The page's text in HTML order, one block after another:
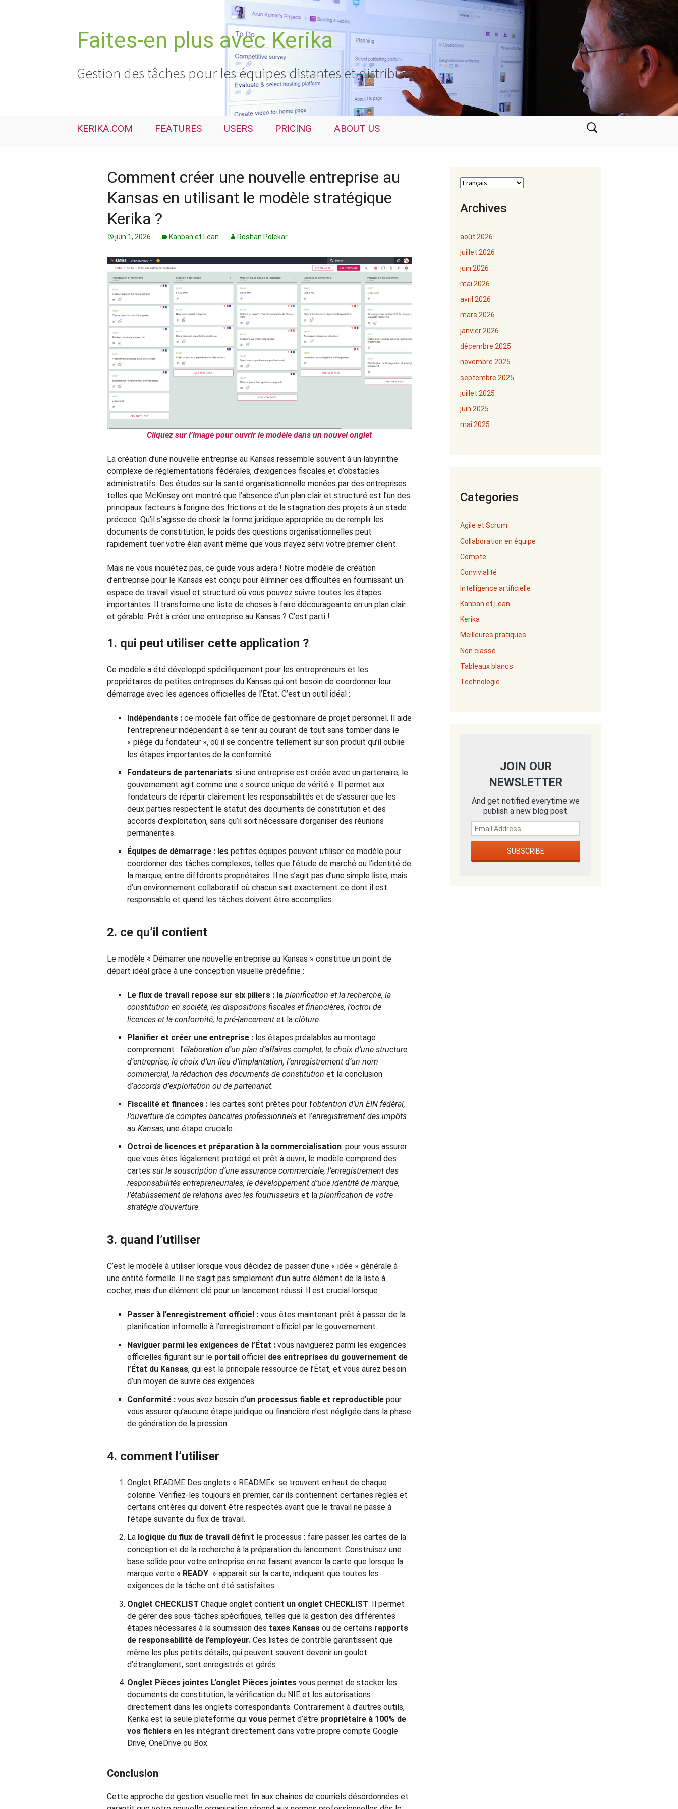
Faites-en plus avec Kerika
Gestion des tâches pour les équipes distantes et distribuées
KERIKA.COM FEATURES USERS PRICING ABOUT US
Rechercher :
Comment créer une nouvelle entreprise au
Kansas en utilisant le modèle stratégique
Kerika ?
juin 1, 2026 Kanban et Lean Roshan Polekar
Cliquez sur l’image pour ouvrir le modèle dans un nouvel onglet
La création d’une nouvelle entreprise au Kansas ressemble souvent à un labyrinthe
complexe de réglementations fédérales, d’exigences fiscales et d’obstacles
administratifs. Des études sur la santé organisationnelle menées par des entreprises
telles que McKinsey ont montré que l’absence d’un plan clair et structuré est l’un des
principaux facteurs à l’origine des frictions et de la stagnation des projets à un stade
précoce. Qu’il s’agisse de choisir la forme juridique appropriée ou de remplir les
documents de constitution, le poids des questions organisationnelles peut
rapidement tuer votre élan avant même que vous n’ayez servi votre premier client.
Mais ne vous inquiétez pas, ce guide vous aidera ! Notre modèle de création
d’entreprise pour le Kansas est conçu pour éliminer ces difficultés en fournissant un
espace de travail visuel et structuré où vous pouvez suivre toutes les étapes
importantes. Il transforme une liste de choses à faire décourageante en un plan clair
et gérable. Prêt à créer une entreprise au Kansas ? C’est parti !
1. qui peut utiliser cette application ?
Ce modèle a été développé spécifiquement pour les entrepreneurs et les
propriétaires de petites entreprises du Kansas qui ont besoin de coordonner leur
démarrage avec les agences officielles de l’État. C’est un outil idéal :
Indépendants : ce modèle fait office de gestionnaire de projet personnel. Il aide
l’entrepreneur indépendant à se tenir au courant de tout sans tomber dans le
« piège du fondateur », où il se concentre tellement sur son produit qu’il oublie
les étapes importantes de la conformité.
Fondateurs de partenariats: si une entreprise est créée avec un partenaire, le
gouvernement agit comme une « source unique de vérité ». Il permet aux
fondateurs de répartir clairement les responsabilités et de s’assurer que les
deux parties respectent le statut des documents de constitution et des
accords d’exploitation, sans qu’il soit nécessaire d’organiser des réunions
permanentes.
Équipes de démarrage : les petites équipes peuvent utiliser ce modèle pour
coordonner des tâches complexes, telles que l’étude de marché ou l’identité de
la marque, entre différents propriétaires. Il ne s’agit pas d’une simple liste, mais
d’un environnement collaboratif où chacun sait exactement ce dont il est
responsable et quand les tâches doivent être accomplies.
2. ce qu’il contient
Le modèle « Démarrer une nouvelle entreprise au Kansas » constitue un point de
départ idéal grâce à une conception visuelle prédéfinie :
Le flux de travail repose sur six piliers : la planification et la recherche, la
constitution en société, les dispositions fiscales et financières, l’octroi de
licences et la conformité, le pré-lancement et la clôture.
Planifier et créer une entreprise : les étapes préalables au montage
comprennent : l’élaboration d’un plan d’affaires complet, le choix d’une structure
d’entreprise, le choix d’un lieu d’implantation, l’enregistrement d’un nom
commercial, la rédaction des documents de constitution et la conclusion
d’accords d’exploitation ou de partenariat.
Fiscalité et finances : les cartes sont prêtes pour l’obtention d’un EIN fédéral,
l’ouverture de comptes bancaires professionnels et l’enregistrement des impôts
au Kansas, une étape cruciale.
Octroi de licences et préparation à la commercialisation: pour vous assurer
que vous êtes légalement protégé et prêt à ouvrir, le modèle comprend des
cartes sur la souscription d’une assurance commerciale, l’enregistrement des
responsabilités entrepreneuriales, le développement d’une identité de marque,
l’établissement de relations avec les fournisseurs et la planification de votre
stratégie d’ouverture.
3. quand l’utiliser
C’est le modèle à utiliser lorsque vous décidez de passer d’une « idée » générale à
une entité formelle. Il ne s’agit pas simplement d’un autre élément de la liste à
cocher, mais d’un élément clé pour un lancement réussi. Il est crucial lorsque
Passer à l’enregistrement officiel : vous êtes maintenant prêt à passer de la
planification informelle à l’enregistrement officiel par le gouvernement.
Naviguer parmi les exigences de l’État : vous naviguerez parmi les exigences
officielles figurant sur le portail officiel des entreprises du gouvernement de
l’État du Kansas, qui est la principale ressource de l’État, et vous aurez besoin
d’un moyen de suivre ces exigences.
Conformité : vous avez besoin d’un processus fiable et reproductible pour
vous assurer qu’aucune étape juridique ou financière n’est négligée dans la phase
de génération de la pression.
4. comment l’utiliser
Onglet README Des onglets « README« se trouvent en haut de chaque
colonne. Vérifiez-les toujours en premier, car ils contiennent certaines règles et
certains critères qui doivent être respectés avant que le travail ne passe à
l’étape suivante du flux de travail.
La logique du flux de travail définit le processus : faire passer les cartes de la
conception et de la recherche à la préparation du lancement. Construisez une
base solide pour votre entreprise en ne faisant avancer la carte que lorsque la
marque verte « READY » apparaît sur la carte, indiquant que toutes les
exigences de la tâche ont été satisfaites.
Onglet CHECKLIST Chaque onglet contient un onglet CHECKLIST. Il permet
de gérer des sous-tâches spécifiques, telles que la gestion des différentes
étapes nécessaires à la soumission des taxes Kansas ou de certains rapports
de responsabilité de l’employeur. Ces listes de contrôle garantissent que
même les plus petits détails, qui peuvent souvent devenir un goulot
d’étranglement, sont enregistrés et gérés.
Onglet Pièces jointes L’onglet Pièces jointes vous permet de stocker les
documents de constitution, la vérification du NIE et les autorisations
directement dans les onglets correspondants. Contrairement à d’autres outils,
Kerika est la seule plateforme qui vous permet d’être propriétaire à 100% de
vos fichiers en les intégrant directement dans votre propre compte Google
Drive, OneDrive ou Box.
Conclusion
Cette approche de gestion visuelle met fin aux chaînes de courriels désordonnées et
Archives
août 2026
juillet 2026
juin 2026
mai 2026
avril 2026
mars 2026
janvier 2026
décembre 2025
novembre 2025
septembre 2025
juillet 2025
juin 2025
mai 2025
Categories
Agile et Scrum
Collaboration en équipe
Compte
Convivialité
Intelligence artificielle
Kanban et Lean
Kerika
Meilleures pratiques
Non classé
Tableaux blancs
Technologie
JOIN OUR
NEWSLETTER
And get notified everytime we
publish a new blog post.